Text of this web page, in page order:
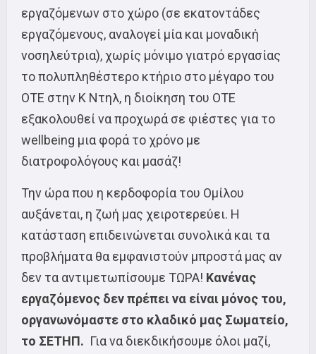
εργαζόμενων στο χώρο (σε εκατοντάδες
εργαζόμενους, αναλογεί μία και μοναδική
νοσηλεύτρια), χωρίς μόνιμο γιατρό εργασίας
το πολυπληθέστερο κτήριο στο μέγαρο του
ΟΤΕ στην Κ Ντηλ, η διοίκηση του ΟΤΕ
εξακολουθεί να προχωρά σε φιέστες για το
wellbeing μια φορά το χρόνο με
διατροφολόγους και μασάζ!
Την ώρα που η κερδοφορία του Ομίλου
αυξάνεται, η ζωή μας χειροτερεύει. Η
κατάσταση επιδεινώνεται συνολικά και τα
προβλήματα θα εμφανιστούν μπροστά μας αν
δεν τα αντιμετωπίσουμε ΤΩΡΑ! Κανένας
εργαζόμενος δεν πρέπει να είναι μόνος του,
οργανωνόμαστε στο κλαδικό μας Σωματείο,
το ΣΕΤΗΠ. Για να διεκδικήσουμε όλοι μαζί,